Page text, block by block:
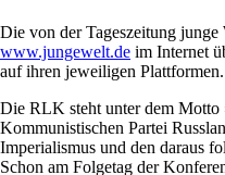
Die von der Tageszeitung
www.jungewelt.de im Internet
auf ihren jeweiligen
Die RLK steht unter dem Motto
Kommunistischen Partei
Imperialismus und den daraus
Schon am Folgetag der